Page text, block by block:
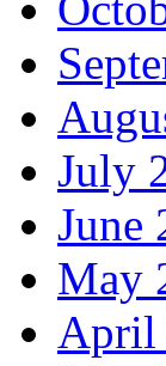
July
June
May
April